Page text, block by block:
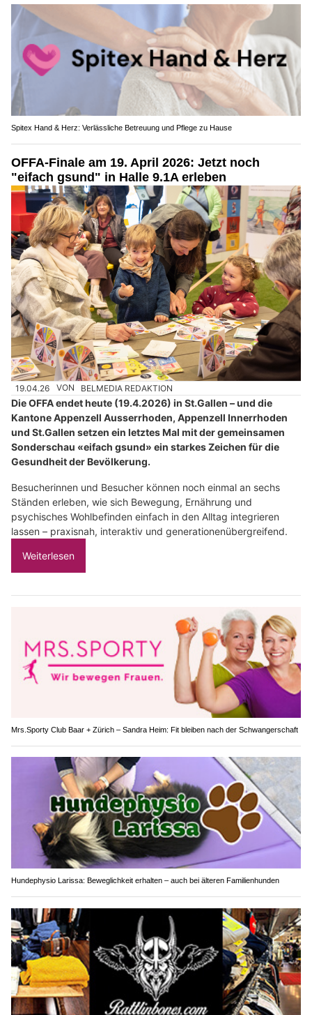
Spitex Hand & Herz: Verlässliche Betreuung und Pflege zu Hause
OFFA-Finale am 19. April 2026: Jetzt noch
"eifach gsund" in Halle 9.1A erleben
19.04.26 VON BELMEDIA REDAKTION
Die OFFA endet heute (19.4.2026) in St.Gallen – und die
Kantone Appenzell Ausserrhoden, Appenzell Innerrhoden
und St.Gallen setzen ein letztes Mal mit der gemeinsamen
Sonderschau «eifach gsund» ein starkes Zeichen für die
Gesundheit der Bevölkerung.
Besucherinnen und Besucher können noch einmal an sechs
Ständen erleben, wie sich Bewegung, Ernährung und
psychisches Wohlbefinden einfach in den Alltag integrieren
lassen – praxisnah, interaktiv und generationenübergreifend.
Weiterlesen
Mrs.Sporty Club Baar + Zürich – Sandra Heim: Fit bleiben nach der Schwangerschaft
Hundephysio Larissa: Beweglichkeit erhalten – auch bei älteren Familienhunden